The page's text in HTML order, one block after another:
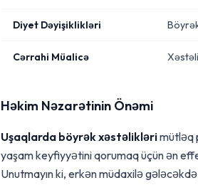
Diyet Dəyişiklikləri
Cərrahi Müalicə
Həkim Nəzarətinin Önəmi
Uşaqlarda böyrək xəstəliklərimütləq
yaşam keyfiyyətini qorumaq üçün ən
Unutmayın ki, erkən müdaxilə gələcəkdə